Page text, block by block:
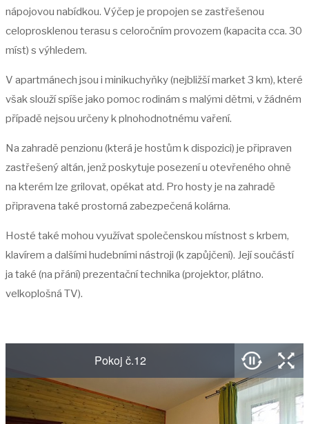
nápojovou nabídkou. Výčep je propojen se zastřešenou
celoprosklenou terasu s celoročním provozem (kapacita cca. 30
míst) s výhledem.
V apartmánech jsou i minikuchyňky (nejbližší market 3 km), které
však slouží spíše jako pomoc rodinám s malými dětmi, v žádném
případě nejsou určeny k plnohodnotnému vaření.
Na zahradě penzionu (která je hostům k dispozici) je připraven
zastřešený altán, jenž poskytuje posezení u otevřeného ohně
na kterém lze grilovat, opékat atd. Pro hosty je na zahradě
připravena také prostorná zabezpečená kolárna.
Hosté také mohou využívat společenskou místnost s krbem,
klavírem a dalšími hudebními nástroji (k zapůjčení). Její součástí
ja také (na přání) prezentační technika (projektor, plátno.
velkoplošná TV).